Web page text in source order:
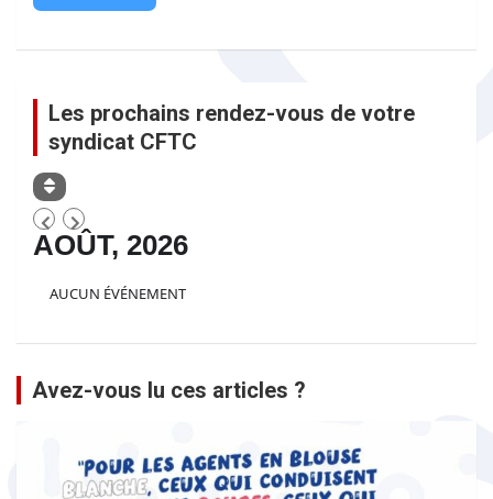
Les prochains rendez-vous de votre
syndicat CFTC
AOÛT, 2026
AUCUN ÉVÉNEMENT
Avez-vous lu ces articles ?